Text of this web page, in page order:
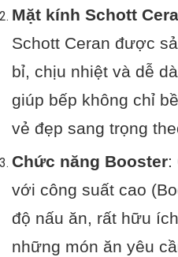
Mặt kính Schott
Schott Ceran được
bỉ, chịu nhiệt và dễ
giúp bếp không chỉ
vẻ đẹp sang trọng
Chức năng Booster:
với công suất cao
độ nấu ăn, rất hữu
những món ăn yêu